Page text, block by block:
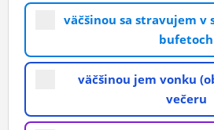
väčšinou sa stravujem v
bufetoch
väčšinou jem vonku
večeru